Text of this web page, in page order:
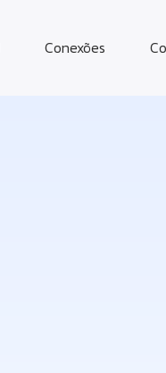
Conexões